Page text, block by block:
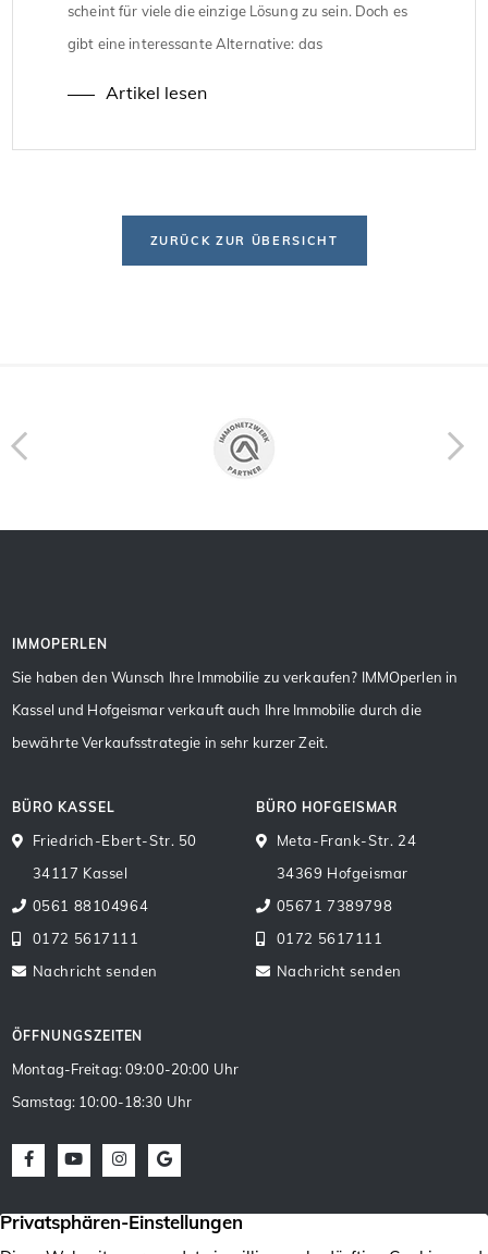
scheint für viele die einzige Lösung zu sein. Doch es
gibt eine interessante Alternative: das
Artikel lesen
ZURÜCK ZUR ÜBERSICHT
IMMOPERLEN
Sie haben den Wunsch Ihre Immobilie zu verkaufen? IMMOperlen in
Kassel und Hofgeismar verkauft auch Ihre Immobilie durch die
bewährte Verkaufsstrategie in sehr kurzer Zeit.
BÜRO KASSEL
Friedrich-Ebert-Str. 50
34117 Kassel
0561 88104964
0172 5617111
Nachricht senden
BÜRO HOFGEISMAR
Meta-Frank-Str. 24
34369 Hofgeismar
05671 7389798
0172 5617111
Nachricht senden
ÖFFNUNGSZEITEN
Montag-Freitag: 09:00-20:00 Uhr
Samstag: 10:00-18:30 Uhr
FacebookYoutubeInstagramGoogle Maps